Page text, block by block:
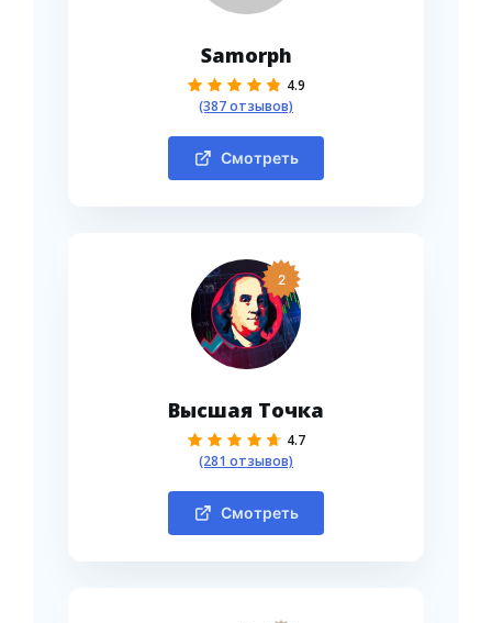
Samorph
4.9
(387 отзывов)
Смотреть
2
Высшая Точка
4.7
(281 отзывов)
Смотреть